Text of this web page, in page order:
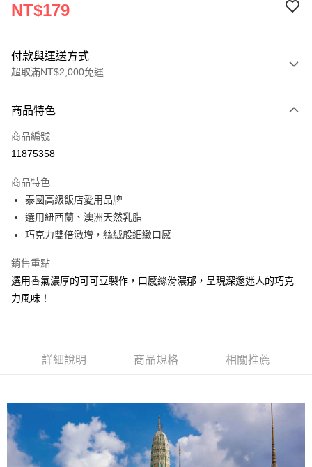
NT$179
付款與運送方式
超取滿NT$2,000免運
信用卡一次付款
Apple Pay
運送方式
冷凍7-11取貨(快速到店)
每筆NT$200，滿NT$2,000(含以上)免運費
商品特色
商品編號
11875358
商品特色
泰國高級飯店愛用品牌
選用紐西蘭、澳洲天然乳脂
巧克力雙倍激增，絲絨般細緻口感
銷售重點
選用香氣濃厚的可可豆製作，口感絲滑濃郁，呈現深邃迷人的巧克
力風味！
詳細說明 商品規格 相關推薦